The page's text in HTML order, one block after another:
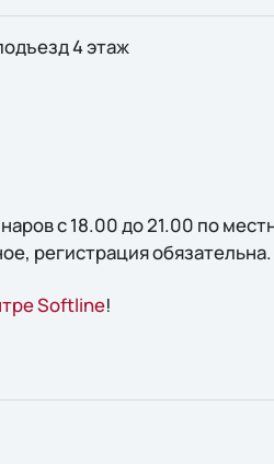
4 этаж
с 18.00 до 21.00 по
регистрация обязательна.
Softline!